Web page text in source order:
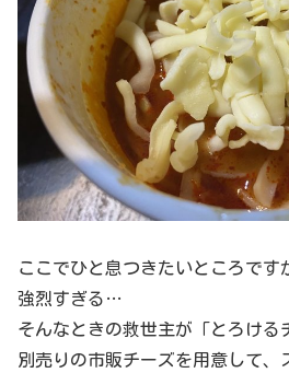
ここでひと息つきたいところです
強烈すぎる…
そんなときの救世主が「とろける
別売りの市販チーズを用意して、